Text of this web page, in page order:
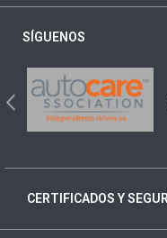
SÍGUENOS
CERTIFICADOS Y